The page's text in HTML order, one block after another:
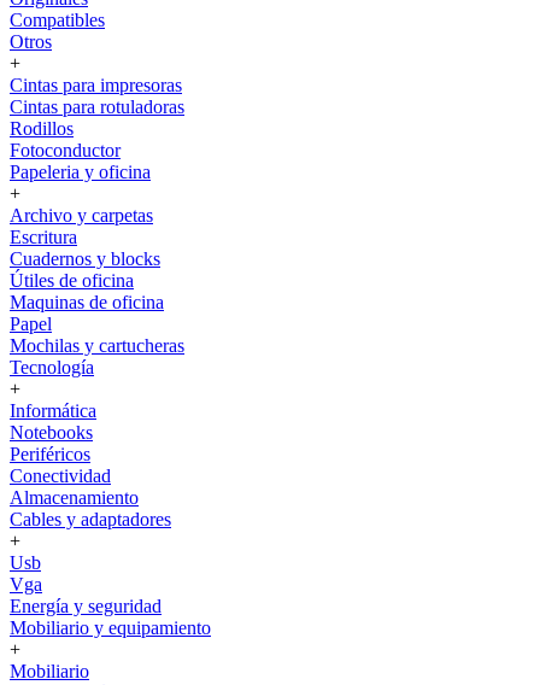
Compatibles
Otros
+
Cintas para impresoras
Cintas para rotuladoras
Rodillos
Fotoconductor
Papeleria y oficina
+
Archivo y carpetas
Escritura
Cuadernos y blocks
Útiles de oficina
Maquinas de oficina
Papel
Mochilas y cartucheras
Tecnología
+
Informática
Notebooks
Periféricos
Conectividad
Almacenamiento
Cables y adaptadores
+
Usb
Vga
Energía y seguridad
Mobiliario y equipamiento
+
Mobiliario